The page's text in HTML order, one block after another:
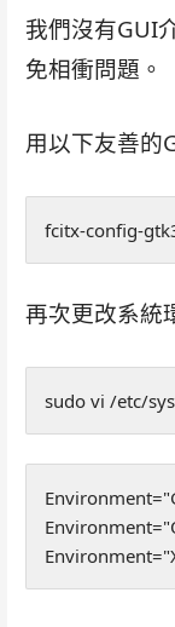
我們沒有GUI
免相衝問題。
用以下友善的
fcitx-config-
再次更改系統
sudo vi /etc/